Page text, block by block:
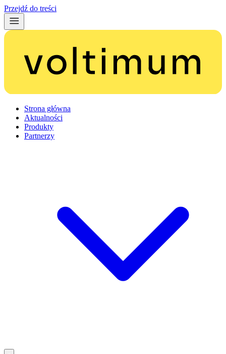
Przejdź do treści
Strona główna
Aktualności
Produkty
Partnerzy